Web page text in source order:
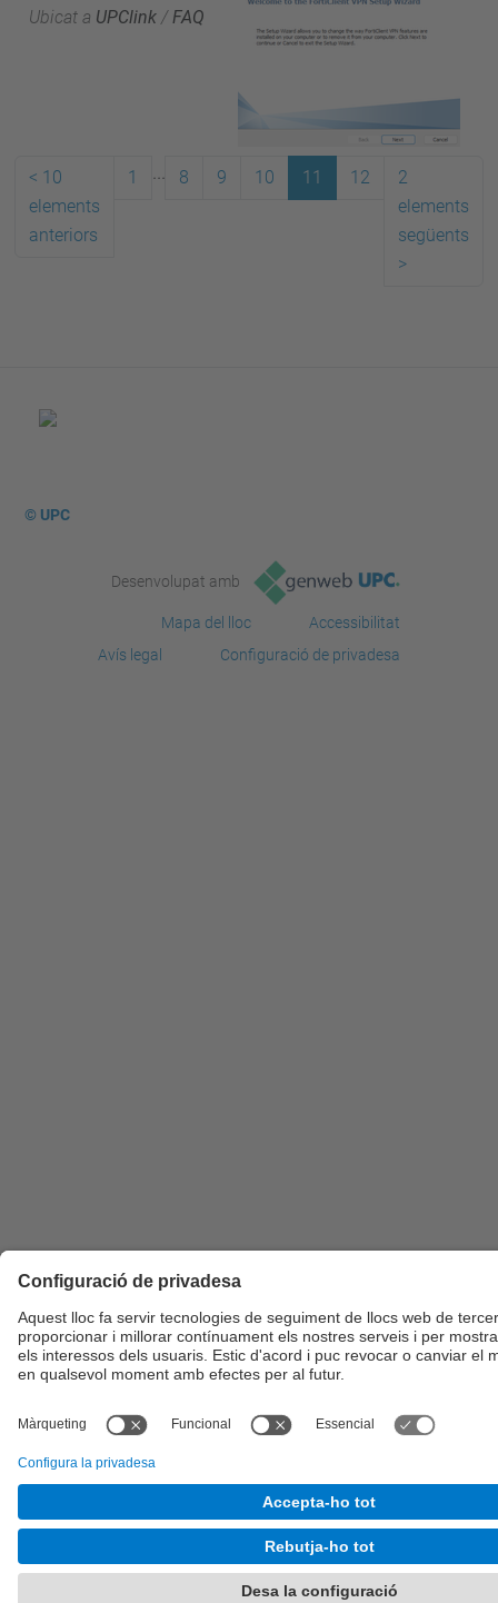
Ubicat a UPClink / FAQ
< 10
elements
anteriors
1 8 9 10 11 12
2
elements
següents
>
© UPC
Desenvolupat amb
Mapa del lloc
Accessibilitat
Avís legal
Configuració de privadesa